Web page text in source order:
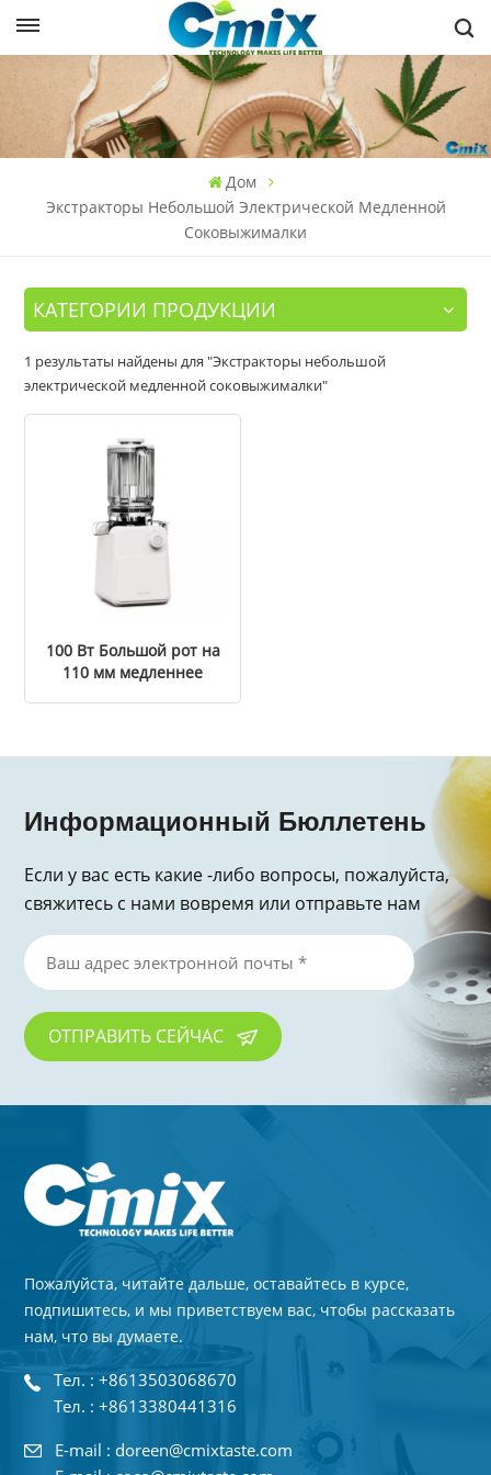
Дом
Экстракторы Небольшой Электрической Медленной
Соковыжималки
КАТЕГОРИИ ПРОДУКЦИИ
1 результаты найдены для "Экстракторы небольшой
электрической медленной соковыжималки"
100 Вт Большой рот на
110 мм медленнее
Информационный Бюллетень
Если у вас есть какие -либо вопросы, пожалуйста,
свяжитесь с нами вовремя или отправьте нам
электронное письмо, спасибо за запрос!
ОТПРАВИТЬ СЕЙЧАС
Пожалуйста, читайте дальше, оставайтесь в курсе,
подпишитесь, и мы приветствуем вас, чтобы рассказать
нам, что вы думаете.
Тел. : +8613503068670
Тел. : +8613380441316
E-mail : doreen@cmixtaste.com